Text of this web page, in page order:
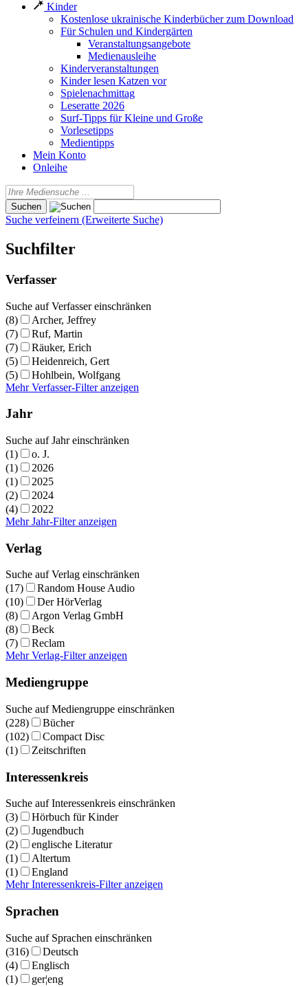
Kinder
Kostenlose ukrainische Kinderbücher zum Download
Für Schulen und Kindergärten
Veranstaltungsangebote
Medienausleihe
Kinderveranstaltungen
Kinder lesen Katzen vor
Spielenachmittag
Leseratte 2026
Surf-Tipps für Kleine und Große
Vorlesetipps
Medientipps
Mein Konto
Onleihe
Suche verfeinern (Erweiterte Suche)
Suchfilter
Verfasser
Suche auf Verfasser einschränken
(8)
Archer, Jeffrey
(7)
Ruf, Martin
(7)
Räuker, Erich
(5)
Heidenreich, Gert
(5)
Hohlbein, Wolfgang
Mehr Verfasser-Filter anzeigen
Jahr
Suche auf Jahr einschränken
(1)
o. J.
(1)
2026
(1)
2025
(2)
2024
(4)
2022
Mehr Jahr-Filter anzeigen
Verlag
Suche auf Verlag einschränken
(17)
Random House Audio
(10)
Der HörVerlag
(8)
Argon Verlag GmbH
(8)
Beck
(7)
Reclam
Mehr Verlag-Filter anzeigen
Mediengruppe
Suche auf Mediengruppe einschränken
(228)
Bücher
(102)
Compact Disc
(1)
Zeitschriften
Interessenkreis
Suche auf Interessenkreis einschränken
(3)
Hörbuch für Kinder
(2)
Jugendbuch
(2)
englische Literatur
(1)
Altertum
(1)
England
Mehr Interessenkreis-Filter anzeigen
Sprachen
Suche auf Sprachen einschränken
(316)
Deutsch
(4)
Englisch
(1)
ger¦eng